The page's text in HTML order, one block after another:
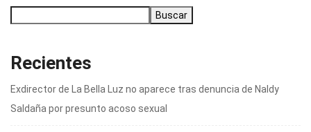
Buscar
Recientes
Exdirector de La Bella Luz no aparece tras denuncia de Naldy
Saldaña por presunto acoso sexual